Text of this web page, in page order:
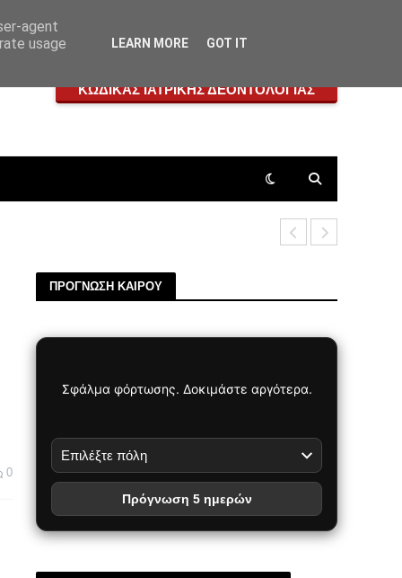
ΚΩΔΙΚΑΣ ΙΑΤΡΙΚΗΣ ΔΕΟΝΤΟΛΟΓΙΑΣ
0
ΠΡΟΓΝΩΣΗ ΚΑΙΡΟΥ
Σφάλμα φόρτωσης. Δοκιμάστε αργότερα.
Πρόγνωση 5 ημερών
agent
usage
LEARN MORE GOT IT